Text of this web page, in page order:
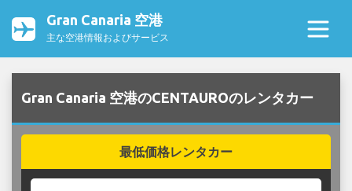
Gran Canaria 空港
主な空港情報およびサービス
Gran Canaria 空港のCENTAUROのレンタカー
最低価格レンタカー